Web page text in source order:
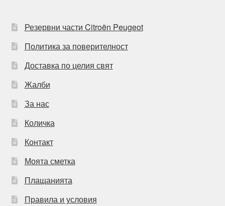
Резервни части Citroën Peugeot
Политика за поверителност
Доставка по целия свят
Жалби
За нас
Количка
Контакт
Моята сметка
Плащанията
Правила и условия